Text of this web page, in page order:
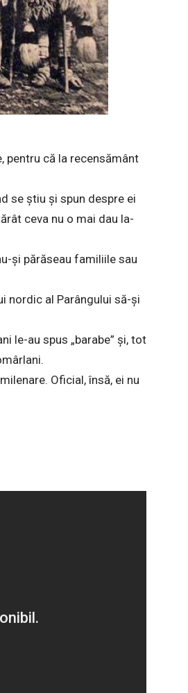
pentru că la recensământ
se ştiu şi spun despre ei
ceva nu o mai dau la-
şi părăseau familiile sau
nordic al Parângului să-şi
le-au spus „barabe” şi, tot
Oficial, însă, ei nu